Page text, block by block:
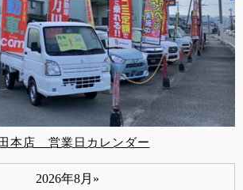
本店 営業日カレンダー
2026年8月 »